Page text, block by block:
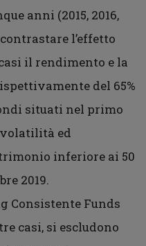
anni (2015, 2016,
contrastare l’effetto
il rendimento e la
del 65%
situati nel primo
ed
inferiore ai 50
2019.
Consistente Funds
casi, si escludono